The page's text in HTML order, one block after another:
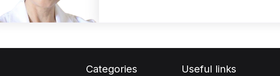
Categories Useful links